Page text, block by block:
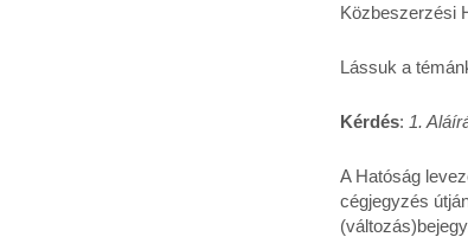
Közbeszerzési
Lássuk a
Kérdés: 1.
A Hatóság
cégjegyzés